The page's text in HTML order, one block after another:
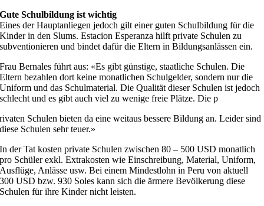
Gute Schulbildung ist wichtig
Eines der Hauptanliegen jedoch gilt einer guten Schulbildung für die
Kinder in den Slums. Estacion Esperanza hilft private Schulen zu
subventionieren und bindet dafür die Eltern in Bildungsanlässen ein.
Frau Bernales führt aus: «Es gibt günstige, staatliche Schulen. Die
Eltern bezahlen dort keine monatlichen Schulgelder, sondern nur die
Uniform und das Schulmaterial. Die Qualität dieser Schulen ist jedoch
schlecht und es gibt auch viel zu wenige freie Plätze. Die p
rivaten Schulen bieten da eine weitaus bessere Bildung an. Leider sind
diese Schulen sehr teuer.»
In der Tat kosten private Schulen zwischen 80 – 500 USD monatlich
pro Schüler exkl. Extrakosten wie Einschreibung, Material, Uniform,
Ausflüge, Anlässe usw. Bei einem Mindestlohn in Peru von aktuell
300 USD bzw. 930 Soles kann sich die ärmere Bevölkerung diese
Schulen für ihre Kinder nicht leisten.